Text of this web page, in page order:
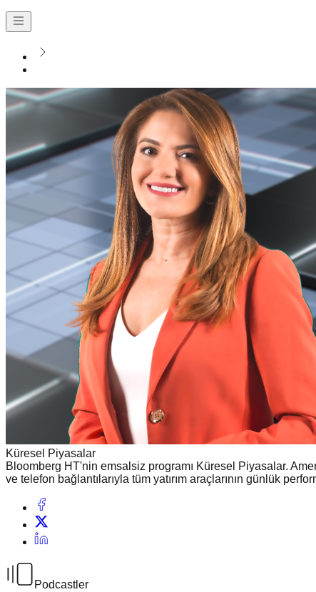
Küresel Piyasalar
Bloomberg HT'nin emsalsiz programı Küresel Piyasalar.
ve telefon bağlantılarıyla tüm yatırım araçlarının günlük
Podcastler